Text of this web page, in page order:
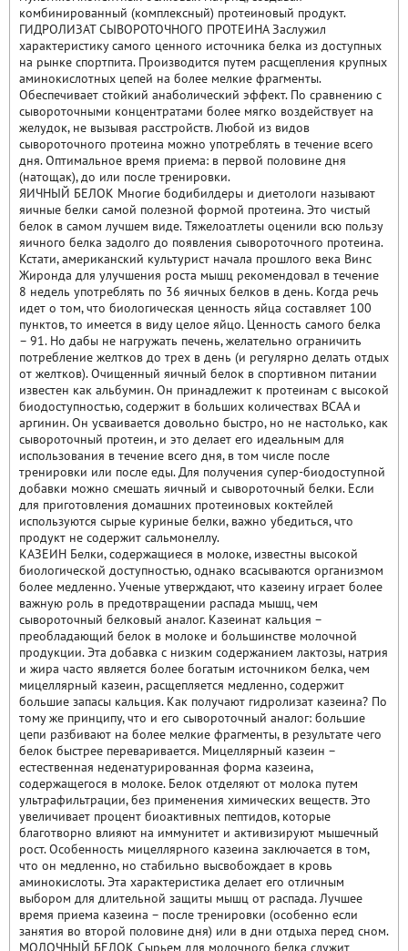
комбинированный (комплексный) протеиновый продукт.
ГИДРОЛИЗАТ СЫВОРОТОЧНОГО ПРОТЕИНА Заслужил
характеристику самого ценного источника белка из доступных
на рынке спортпита. Производится путем расщепления крупных
аминокислотных цепей на более мелкие фрагменты.
Обеспечивает стойкий анаболический эффект. По сравнению с
сывороточными концентратами более мягко воздействует на
желудок, не вызывая расстройств. Любой из видов
сывороточного протеина можно употреблять в течение всего
дня. Оптимальное время приема: в первой половине дня
(натощак), до или после тренировки.
ЯИЧНЫЙ БЕЛОК Многие бодибилдеры и диетологи называют
яичные белки самой полезной формой протеина. Это чистый
белок в самом лучшем виде. Тяжелоатлеты оценили всю пользу
яичного белка задолго до появления сывороточного протеина.
Кстати, американский культурист начала прошлого века Винс
Жиронда для улучшения роста мышц рекомендовал в течение
8 недель употреблять по 36 яичных белков в день. Когда речь
идет о том, что биологическая ценность яйца составляет 100
пунктов, то имеется в виду целое яйцо. Ценность самого белка
– 91. Но дабы не нагружать печень, желательно ограничить
потребление желтков до трех в день (и регулярно делать отдых
от желтков). Очищенный яичный белок в спортивном питании
известен как альбумин. Он принадлежит к протеинам с высокой
биодоступностью, содержит в больших количествах BCAA и
аргинин. Он усваивается довольно быстро, но не настолько, как
сывороточный протеин, и это делает его идеальным для
использования в течение всего дня, в том числе после
тренировки или после еды. Для получения супер-биодоступной
добавки можно смешать яичный и сывороточный белки. Если
для приготовления домашних протеиновых коктейлей
используются сырые куриные белки, важно убедиться, что
продукт не содержит сальмонеллу.
КАЗЕИН Белки, содержащиеся в молоке, известны высокой
биологической доступностью, однако всасываются организмом
более медленно. Ученые утверждают, что казеину играет более
важную роль в предотвращении распада мышц, чем
сывороточный белковый аналог. Казеинат кальция –
преобладающий белок в молоке и большинстве молочной
продукции. Эта добавка с низким содержанием лактозы, натрия
и жира часто является более богатым источником белка, чем
мицеллярный казеин, расщепляется медленно, содержит
большие запасы кальция. Как получают гидролизат казеина? По
тому же принципу, что и его сывороточный аналог: большие
цепи разбивают на более мелкие фрагменты, в результате чего
белок быстрее переваривается. Мицеллярный казеин –
естественная неденатурированная форма казеина,
содержащегося в молоке. Белок отделяют от молока путем
ультрафильтрации, без применения химических веществ. Это
увеличивает процент биоактивных пептидов, которые
благотворно влияют на иммунитет и активизируют мышечный
рост. Особенность мицеллярного казеина заключается в том,
что он медленно, но стабильно высвобождает в кровь
аминокислоты. Эта характеристика делает его отличным
выбором для длительной защиты мышц от распада. Лучшее
время приема казеина – после тренировки (особенно если
занятия во второй половине дня) или в дни отдыха перед сном.
МОЛОЧНЫЙ БЕЛОК Сырьем для молочного белка служит